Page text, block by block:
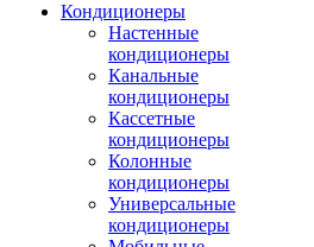
Кондиционеры
Настенные
кондиционеры
Канальные
кондиционеры
Кассетные
кондиционеры
Колонные
кондиционеры
Универсальные
кондиционеры